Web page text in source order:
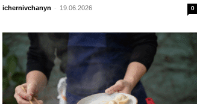
ichernivchanyn - 19.06.2026 0